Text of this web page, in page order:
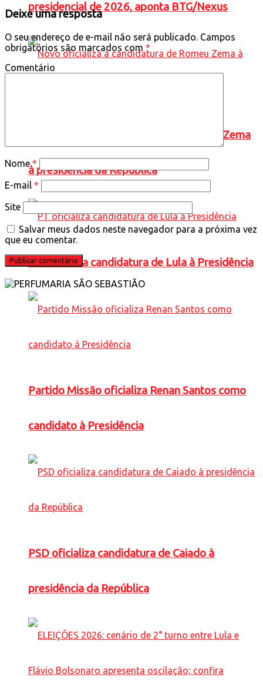
presidencial de 2026, aponta BTG/Nexus
Novo oficializa a candidatura de Romeu Zema
à presidência da República
PT oficializa candidatura de Lula à Presidência
Partido Missão oficializa Renan Santos como
candidato à Presidência
PSD oficializa candidatura de Caiado à
presidência da República
Deixe uma resposta
O seu endereço de e-mail não será publicado. Campos
obrigatórios são marcados com *
Comentário
Nome*
E-mail *
Site
Salvar meus dados neste navegador para a próxima vez
que eu comentar.